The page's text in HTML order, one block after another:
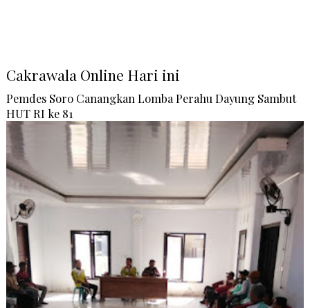
Cakrawala Online Hari ini
Pemdes Soro Canangkan Lomba Perahu Dayung Sambut
HUT RI ke 81